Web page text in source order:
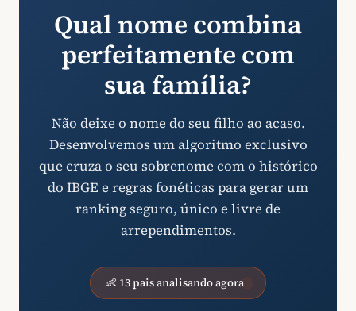
Qual nome combina
perfeitamente com
sua família?
Não deixe o nome do seu filho ao acaso.
Desenvolvemos um algoritmo exclusivo
que cruza o seu sobrenome com o histórico
do IBGE e regras fonéticas para gerar um
ranking seguro, único e livre de
arrependimentos.
👶 13 pais analisando agora